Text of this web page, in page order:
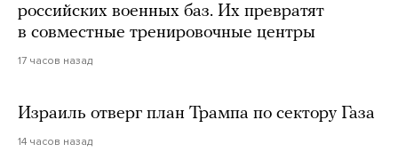
российских военных баз. Их превратят
в совместные тренировочные центры
17 часов назад
Израиль отверг план Трампа по сектору Газа
14 часов назад